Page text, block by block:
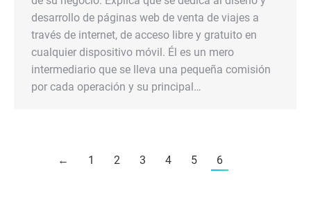
desarrollo de páginas web de venta de viajes a
través de internet, de acceso libre y gratuito en
cualquier dispositivo móvil. Él es un mero
intermediario que se lleva una pequeña comisión
por cada operación y su principal…
← 1 2 3 4 5 6